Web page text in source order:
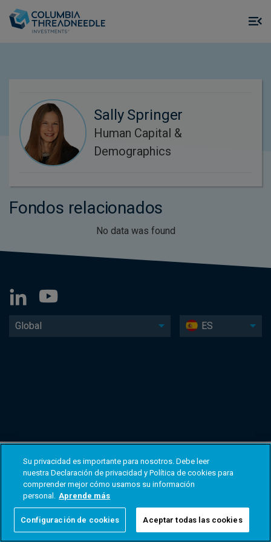
Sally Springer
Human Capital &
Demographics
Fondos relacionados
No data was found
Global ES
Su privacidad es importante para nosotros. Debe leer
nuestra Declaración de privacidad y Política de cookies para
comprender mejor cómo usamos su información
personal. Aprende más
Configuración de cookies Aceptar todas las cookies